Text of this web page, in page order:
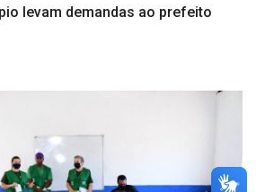
levam demandas ao prefeito